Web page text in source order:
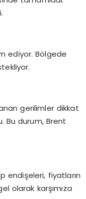
ediyor. Bölgede
gerilimler dikkat
Bu durum, Brent
endişeleri, fiyatların
olarak karşımıza